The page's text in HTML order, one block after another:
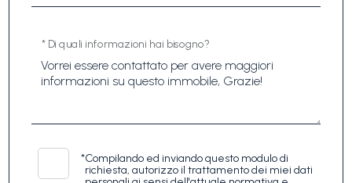
* Di quali informazioni hai bisogno?
*Compilando ed inviando questo modulo di
richiesta, autorizzo il trattamento dei miei dati